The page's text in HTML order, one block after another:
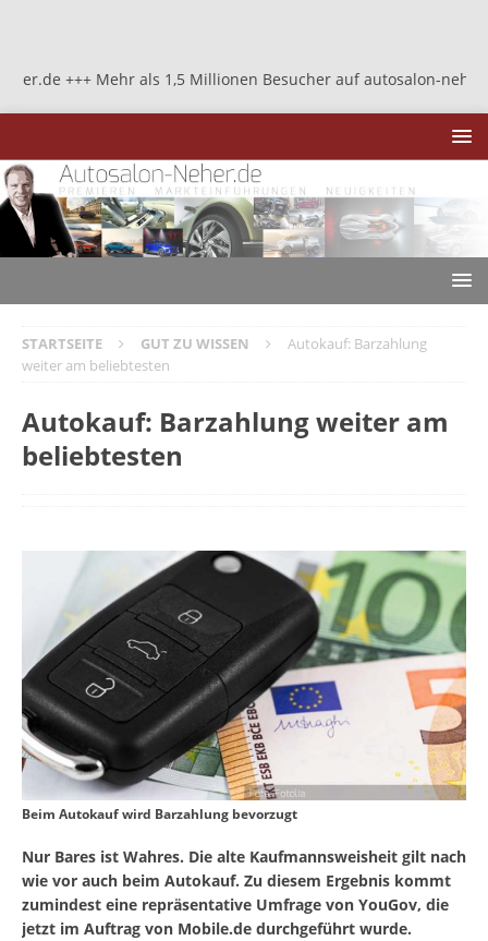
Mehr als 1,5 Millionen Besucher auf autosalon-neher.de
STARTSEITE GUT ZU WISSEN
Autokauf: Barzahlung
weiter am beliebtesten
Autokauf: Barzahlung weiter am
beliebtesten
Beim Autokauf wird Barzahlung bevorzugt
Nur Bares ist Wahres. Die alte Kaufmannsweisheit gilt nach
wie vor auch beim Autokauf. Zu diesem Ergebnis kommt
zumindest eine repräsentative Umfrage von YouGov, die
jetzt im Auftrag von Mobile.de durchgeführt wurde.